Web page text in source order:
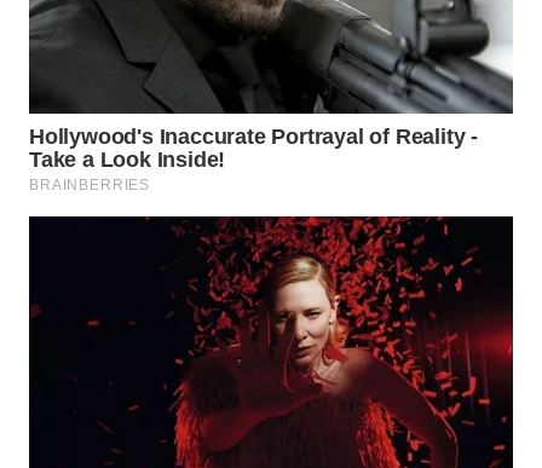
PURWAKARTA
WN
PRIANGAN
TIMUR
WN
BOROBUDUR